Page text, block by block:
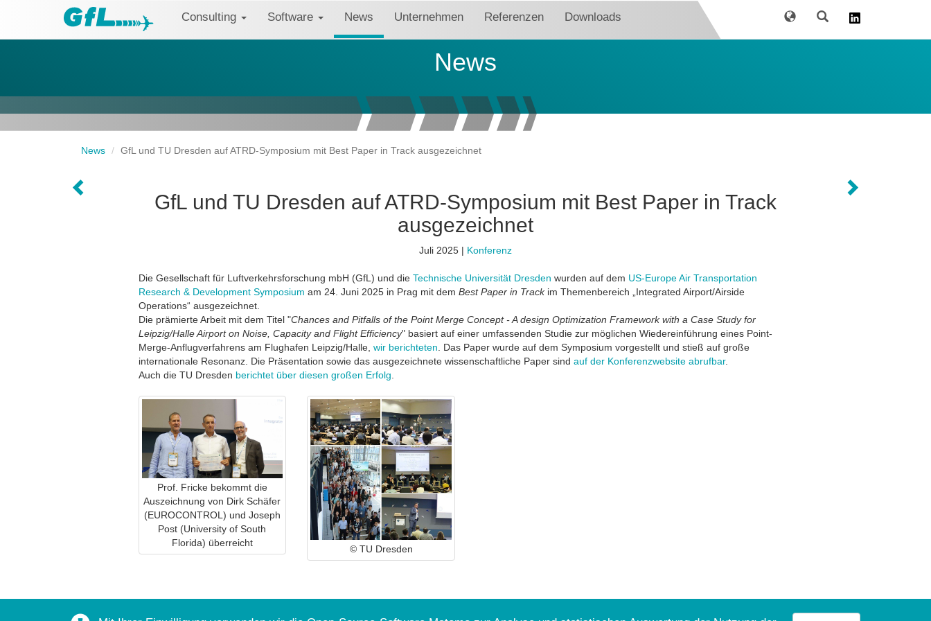
Consulting Software News Unternehmen Referenzen Downloads Sprache Suche
News
News GfL und TU Dresden auf ATRD-Symposium mit Best Paper in Track ausgezeichnet
GfL und TU Dresden auf ATRD-Symposium mit Best Paper in Track
ausgezeichnet
Juli 2025 | Konferenz
Die Gesellschaft für Luftverkehrsforschung mbH (GfL) und die Technische Universität Dresden wurden auf dem US-Europe Air Transportation
Research & Development Symposium am 24. Juni 2025 in Prag mit dem Best Paper in Trackim Themenbereich „Integrated Airport/Airside
Operations“ ausgezeichnet.
Die prämierte Arbeit mit dem Titel "Chances and Pitfalls of the Point Merge Concept - A design Optimization Framework with a Case Study for
Leipzig/Halle Airport on Noise, Capacity and Flight Efficiency" basiert auf einer umfassenden Studie zur möglichen Wiedereinführung eines Point-
Merge-Anflugverfahrens am Flughafen Leipzig/Halle, wir berichteten . Das Paper wurde auf dem Symposium vorgestellt und stieß auf große
internationale Resonanz. Die Präsentation sowie das ausgezeichnete wissenschaftliche Paper sind auf der Konferenzwebsite abrufbar.
Auch die TU Dresden berichtet über diesen großen Erfolg
Prof. Fricke bekommt die
Auszeichnung von Dirk Schäfer
(EUROCONTROL) und Joseph
Post (University of South
Florida) überreicht
© TU Dresden